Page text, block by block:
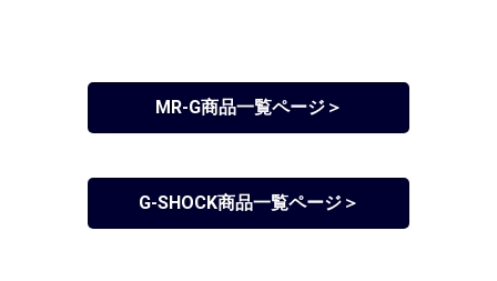
MR-G商品一覧ページ＞
G-SHOCK商品一覧ページ＞